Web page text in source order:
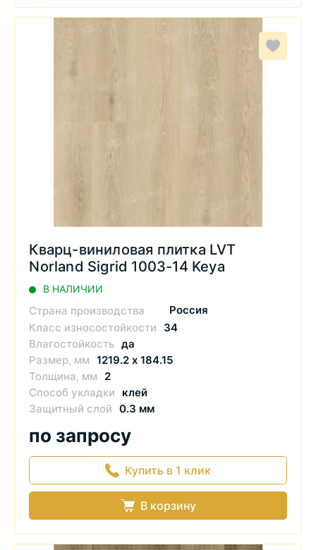
Кварц-виниловая плитка LVT
Norland Sigrid 1003-14 Keya
В НАЛИЧИИ
Страна производства
Россия
Класс износостойкости
34
Влагостойкость да
Размер, мм 1219.2 х 184.15
Толщина, мм
2
Способ укладки
клей
Защитный слой 0.3 мм
по запросу
Купить в 1 клик
В корзину